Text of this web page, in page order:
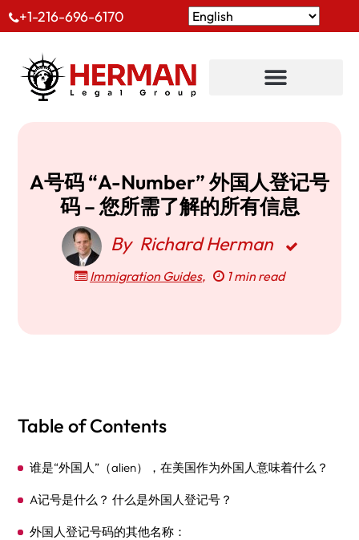
+1-216-696-6170
A号码 “A-Number” 外国人登记号
码 – 您所需了解的所有信息
By Richard Herman
Immigration Guides, 1 min read
Table of Contents
谁是“外国人”（alien），在美国作为外国人意味着什么？
A记号是什么？ 什么是外国人登记号？
外国人登记号码的其他名称：